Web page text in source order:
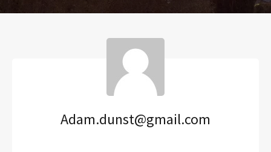
Adam.dunst@gmail.com